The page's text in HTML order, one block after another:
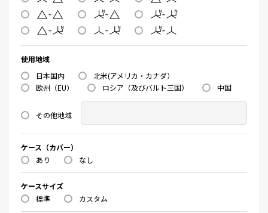
使用地域
日本国内
北米(アメリカ・カナダ）
欧州（EU）
ロシア（及びバルト三国） 中国
その他地域
ケース（カバー）
あり
なし
ケースサイズ
標準
カスタム